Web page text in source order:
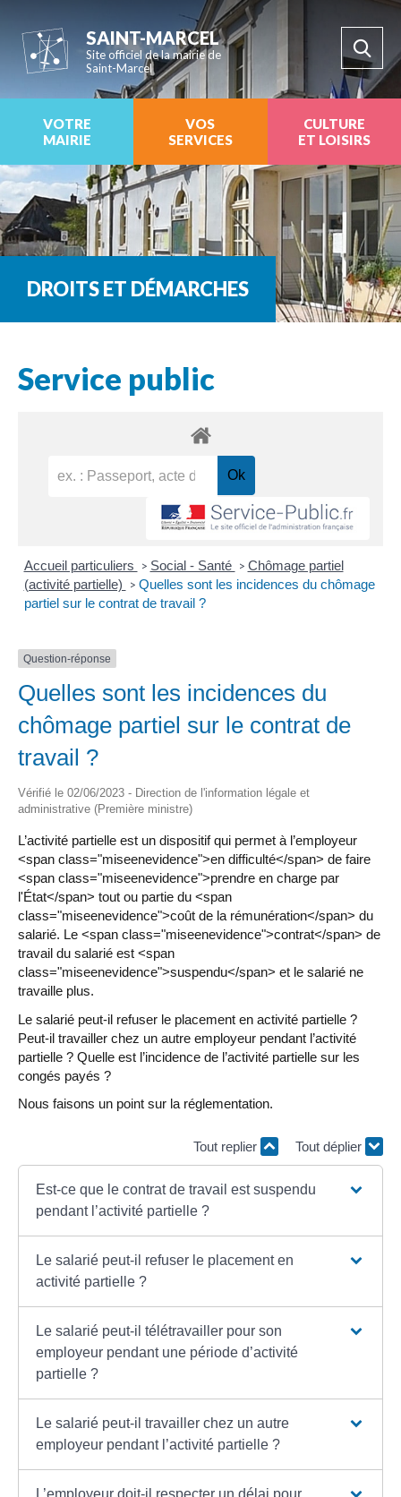
SAINT-MARCEL
Site officiel de la mairie de
Saint-Marcel
VOTRE
MAIRIE
VOS
SERVICES
CULTURE
ET LOISIRS
DROITS ET DÉMARCHES
Service public
Accueil particuliers > Social - Santé > Chômage partiel
(activité partielle)
> Quelles sont les incidences du chômage
partiel sur le contrat de travail ?
Question-réponse
Quelles sont les incidences du
chômage partiel sur le contrat de
travail ?
Vérifié le 02/06/2023 - Direction de l'information légale et
administrative (Première ministre)
L’activité partielle est un dispositif qui permet à l’employeur
<span class="miseenevidence">en difficulté</span> de faire
<span class="miseenevidence">prendre en charge par
l'État</span> tout ou partie du <span
class="miseenevidence">coût de la rémunération</span> du
salarié. Le <span class="miseenevidence">contrat</span> de
travail du salarié est <span
class="miseenevidence">suspendu</span> et le salarié ne
travaille plus.
Le salarié peut-il refuser le placement en activité partielle ?
Peut-il travailler chez un autre employeur pendant l’activité
partielle ? Quelle est l’incidence de l’activité partielle sur les
congés payés ?
Nous faisons un point sur la réglementation.
Tout replier Tout déplier
Est-ce que le contrat de travail est suspendu
pendant l’activité partielle ?
Le salarié peut-il refuser le placement en
activité partielle ?
Le salarié peut-il télétravailler pour son
employeur pendant une période d’activité
partielle ?
Le salarié peut-il travailler chez un autre
employeur pendant l’activité partielle ?
L’employeur doit-il respecter un délai pour